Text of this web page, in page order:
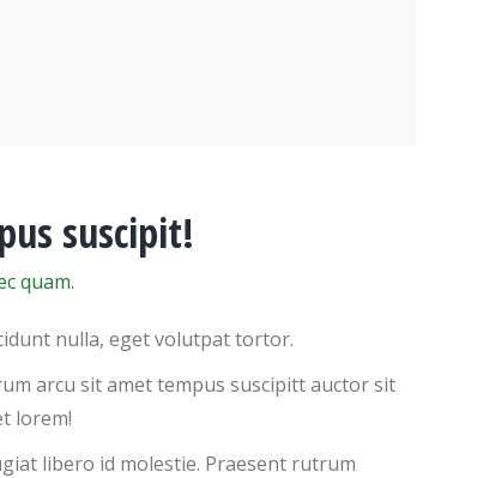
suscipit!
quam.
nulla, eget volutpat tortor.
arcu sit amet tempus suscipitt auctor sit
lorem!
libero id molestie. Praesent rutrum